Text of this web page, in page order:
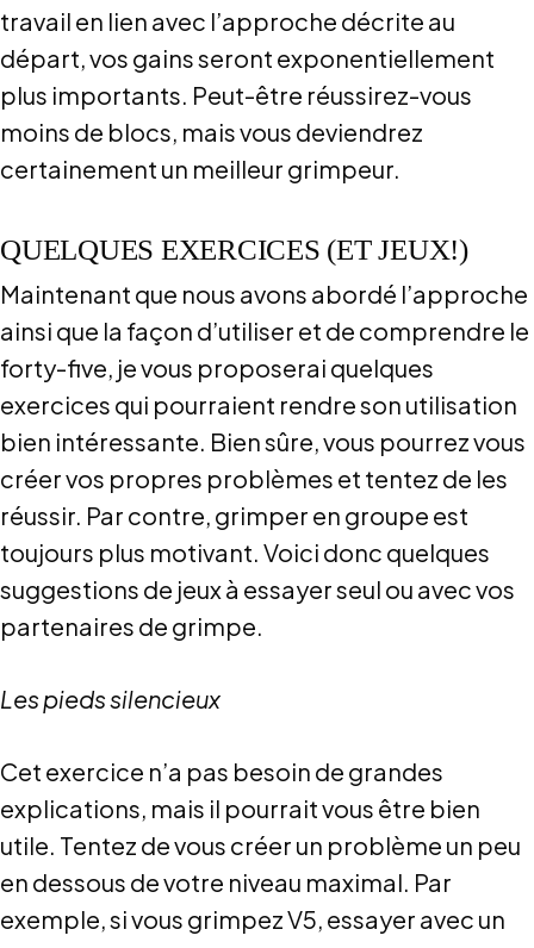
travail en lien avec l’approche décrite au
départ, vos gains seront exponentiellement
plus importants. Peut-être réussirez-vous
moins de blocs, mais vous deviendrez
certainement un meilleur grimpeur.
QUELQUES EXERCICES (ET JEUX!)
Maintenant que nous avons abordé l’approche
ainsi que la façon d’utiliser et de comprendre le
forty-five, je vous proposerai quelques
exercices qui pourraient rendre son utilisation
bien intéressante. Bien sûre, vous pourrez vous
créer vos propres problèmes et tentez de les
réussir. Par contre, grimper en groupe est
toujours plus motivant. Voici donc quelques
suggestions de jeux à essayer seul ou avec vos
partenaires de grimpe.
Les pieds silencieux
Cet exercice n’a pas besoin de grandes
explications, mais il pourrait vous être bien
utile. Tentez de vous créer un problème un peu
en dessous de votre niveau maximal. Par
exemple, si vous grimpez V5, essayer avec un